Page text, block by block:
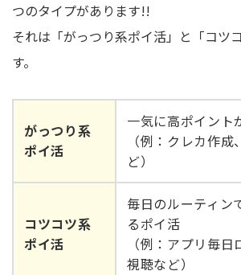
つのタイプがあります!!
それは「がっつり系ポイ活」と「コツ
す。
がっつり系
ポイ活
一気に高ポイント
（例：クレカ作
ど）
コツコツ系
ポイ活
毎日のルーティン
るポイ活
（例：アプリ毎
視聴など）